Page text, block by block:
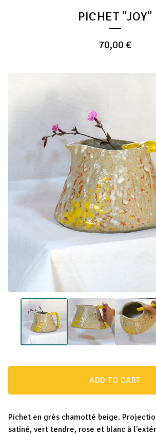
PICHET "JOY"
70,00 €
ADD TO CART
Pichet en grès chamotté beige.
satiné, vert tendre, rose et blanc à